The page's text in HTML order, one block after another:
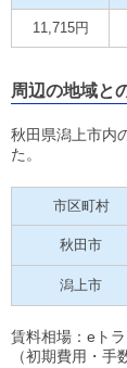
11,715円
周辺の地域と
秋田県潟上市内
た。
市区町村
秋田市
潟上市
賃料相場：eト
（初期費用・